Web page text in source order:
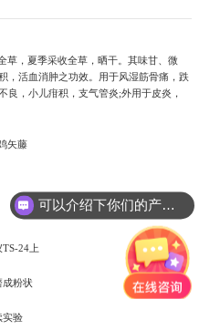
草，夏季采收全草，晒干。其味甘、微
，活血消肿之功效。用于风湿筋骨痛，跌
良，小儿疳积，支气管炎;外用于皮炎，
矢藤
24上
粉状
实验
可以介绍下你们的产品么?